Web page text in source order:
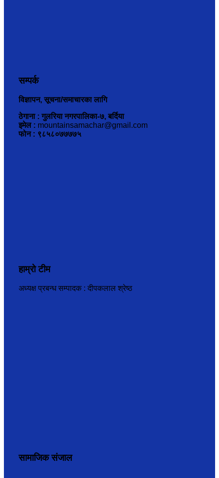
सम्पर्क
विज्ञापन, सूचना/समाचारका लागि
ठेगाना : गुलरिया नगरपालिका-७, बर्दिया
इमेल : mountainsamachar@gmail.com
फोन : ९८५८०७७७७५
हाम्रो टीम
अध्यक्ष प्रबन्ध सम्पादक : दीपकलाल श्रेष्ठ
सामाजिक संजाल